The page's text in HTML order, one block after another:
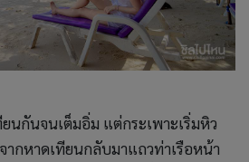
นกันจนเต็มอิ่ม แต่กระเพาะเริ่มหิว
ากหาดเทียนกลับมาแถวท่าเรือหน้า